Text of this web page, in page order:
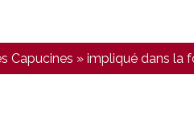
Capucines » impliqué dans